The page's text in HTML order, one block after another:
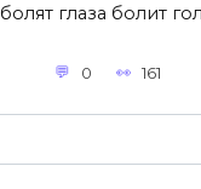
болят глаза болит
0 161